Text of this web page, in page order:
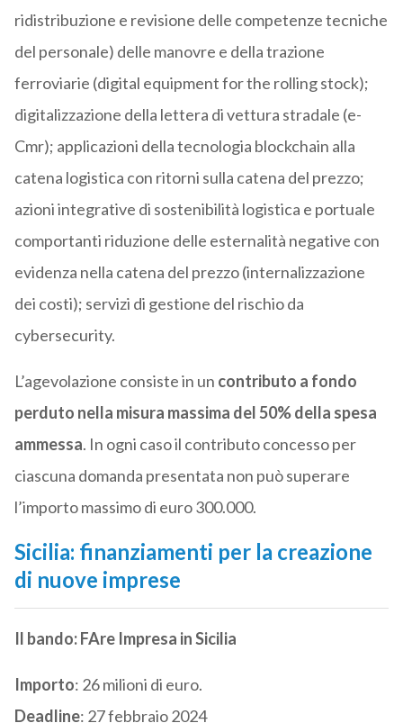
ridistribuzione e revisione delle competenze tecniche
del personale) delle manovre e della trazione
ferroviarie (digital equipment for the rolling stock);
digitalizzazione della lettera di vettura stradale (e-
Cmr); applicazioni della tecnologia blockchain alla
catena logistica con ritorni sulla catena del prezzo;
azioni integrative di sostenibilità logistica e portuale
comportanti riduzione delle esternalità negative con
evidenza nella catena del prezzo (internalizzazione
dei costi); servizi di gestione del rischio da
cybersecurity.
L’agevolazione consiste in un contributo a fondo
perduto nella misura massima del 50% della spesa
ammessa. In ogni caso il contributo concesso per
ciascuna domanda presentata non può superare
l’importo massimo di euro 300.000.
Sicilia: finanziamenti per la creazione
di nuove imprese
Il bando: FAre Impresa in Sicilia
Importo: 26 milioni di euro.
Deadline: 27 febbraio 2024